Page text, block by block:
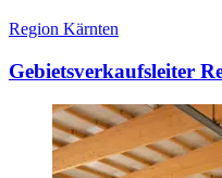
Region Kärnten
Gebietsverkaufsleiter